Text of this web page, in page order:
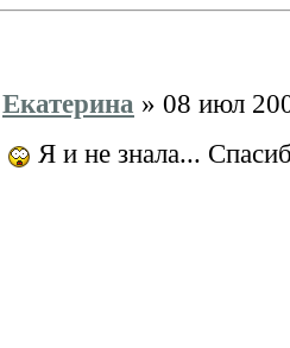
Екатерина » 08 июл
Я и не знала...